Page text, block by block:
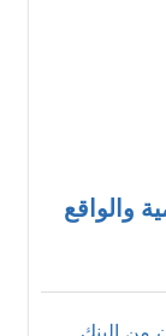
والواقع